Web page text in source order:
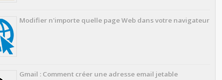
Modifier n'importe quelle page Web dans votre navigateur
Gmail : Comment créer une adresse email jetable